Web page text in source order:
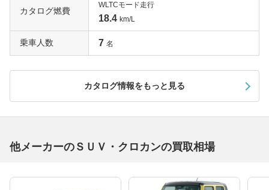
カタログ燃費
WLTCモード走行
18.4 km/L
乗車人数 7 名
カタログ情報をもっと見る
他メーカーのＳＵＶ・クロカンの買取相場